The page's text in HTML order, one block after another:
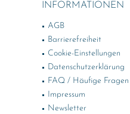
INFORMATIONEN
AGB
Barrierefreiheit
Cookie-Einstellungen
Datenschutzerklärung
FAQ / Häufige Fragen
Impressum
Newsletter